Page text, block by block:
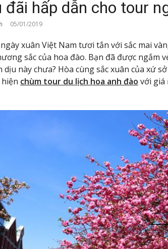
đãi hấp dẫn cho tour
05/01/2019
xuân Việt Nam tươi tắn với sắc mai
sắc của hoa đào. Bạn đã được ngắm
dịu này chưa? Hòa cùng sắc xuân của xứ
chùm tour du lịch hoa anh đào với giá